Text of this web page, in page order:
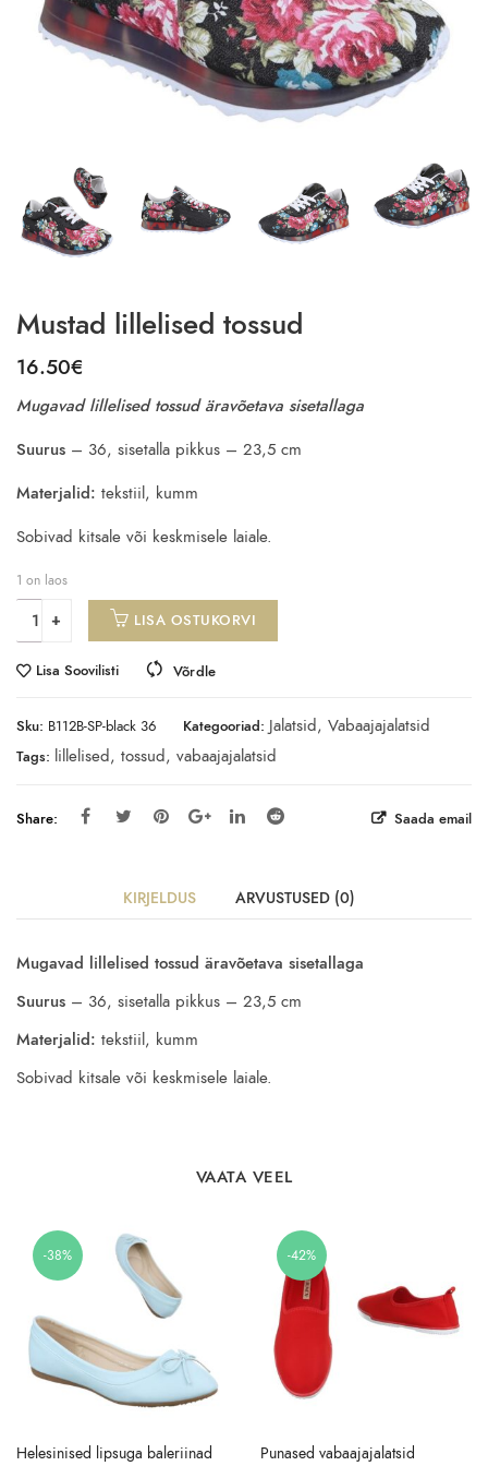
Mustad lillelised tossud
16.50€
Mugavad lillelised tossud äravõetava sisetallaga
Suurus – 36, sisetalla pikkus – 23,5 cm
Materjalid: tekstiil, kumm
Sobivad kitsale või keskmisele laiale.
1 on laos
LISA OSTUKORVI
Lisa Soovilisti Võrdle
Sku: B112B-SP-black 36 Kategooriad: Jalatsid, Vabaajajalatsid
Tags: lillelised, tossud, vabaajajalatsid
Share: Saada email
KIRJELDUS ARVUSTUSED (0)
Mugavad lillelised tossud äravõetava sisetallaga
Suurus – 36, sisetalla pikkus – 23,5 cm
Materjalid: tekstiil, kumm
Sobivad kitsale või keskmisele laiale.
VAATA VEEL
-38%
Helesinised lipsuga baleriinad
-42%
Punased vabaajajalatsid